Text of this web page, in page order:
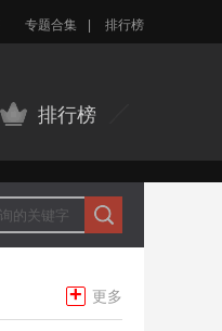
专题合集 排行榜
排行榜
+ 更多